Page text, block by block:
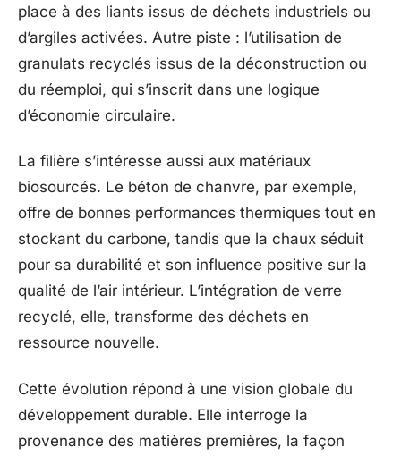
place à des liants issus de déchets industriels ou
d’argiles activées. Autre piste : l’utilisation de
granulats recyclés issus de la déconstruction ou
du réemploi, qui s’inscrit dans une logique
d’économie circulaire.
La filière s’intéresse aussi aux matériaux
biosourcés. Le béton de chanvre, par exemple,
offre de bonnes performances thermiques tout en
stockant du carbone, tandis que la chaux séduit
pour sa durabilité et son influence positive sur la
qualité de l’air intérieur. L’intégration de verre
recyclé, elle, transforme des déchets en
ressource nouvelle.
Cette évolution répond à une vision globale du
développement durable. Elle interroge la
provenance des matières premières, la façon